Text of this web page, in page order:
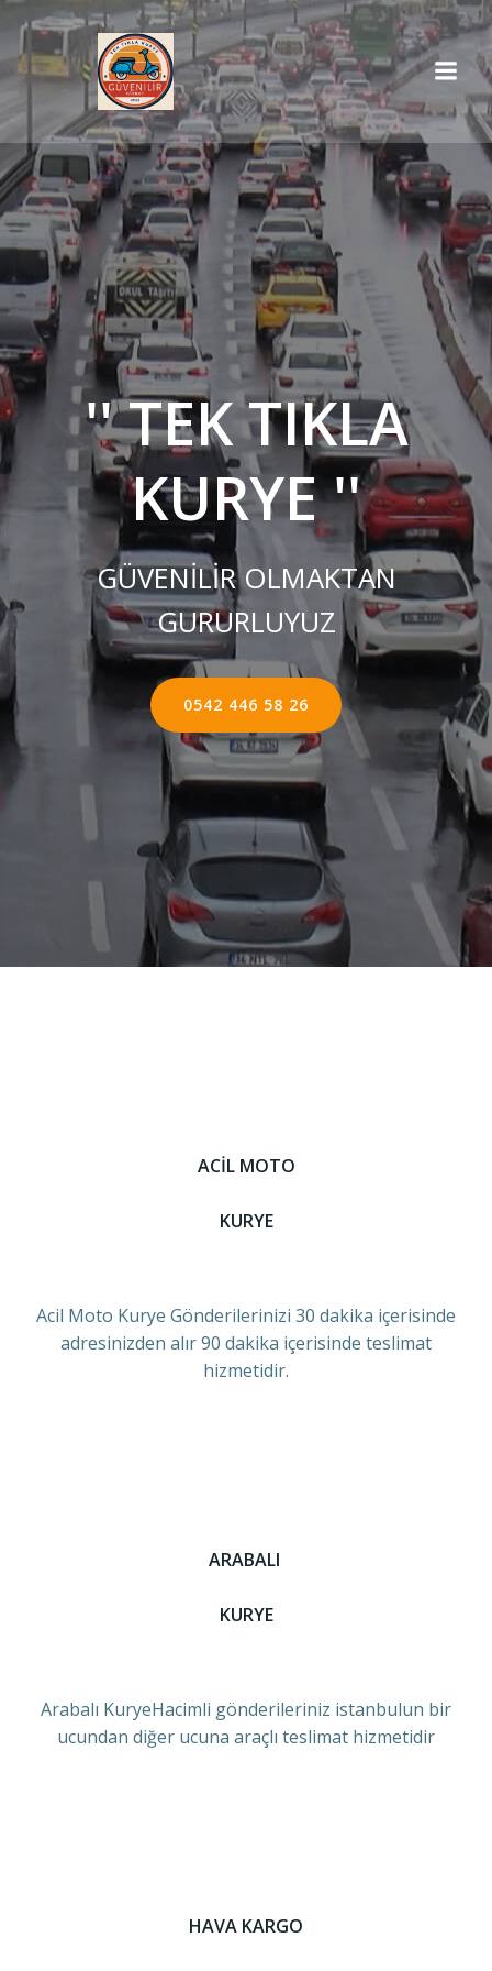
İçeriğe
geç
'' TEK TIKLA
KURYE ''
GÜVENİLİR OLMAKTAN
GURURLUYUZ
0542 446 58 26
ACİL MOTO
KURYE
Acil Moto Kurye Gönderilerinizi 30 dakika içerisinde
adresinizden alır 90 dakika içerisinde teslimat
hizmetidir.
ARABALI
KURYE
Arabalı KuryeHacimli gönderileriniz istanbulun bir
ucundan diğer ucuna araçlı teslimat hizmetidir
HAVA KARGO